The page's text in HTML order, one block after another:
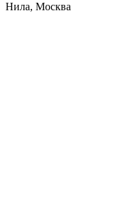
Нила, Москва